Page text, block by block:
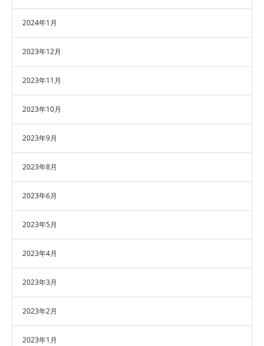
2024年1月
2023年12月
2023年11月
2023年10月
2023年9月
2023年8月
2023年6月
2023年5月
2023年4月
2023年3月
2023年2月
2023年1月